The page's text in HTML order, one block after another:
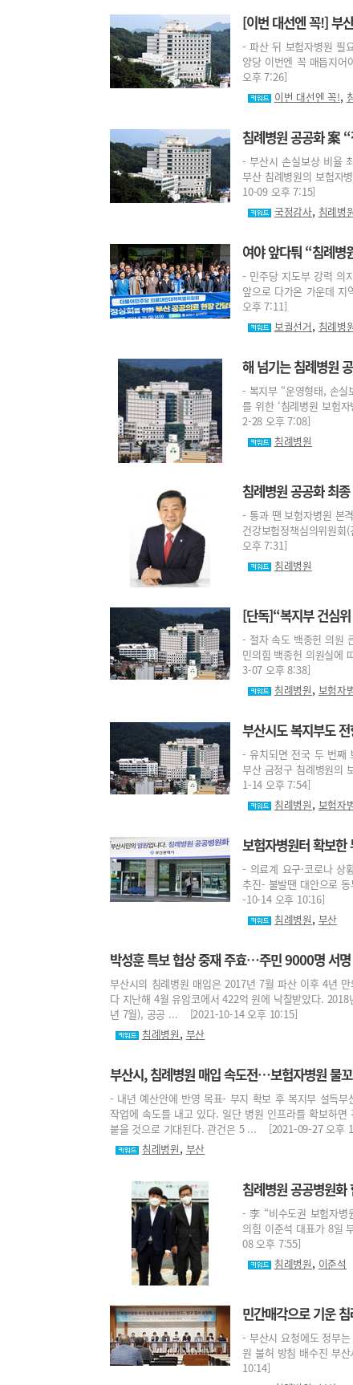
[이번 대선엔 꼭!] 부
- 파산 뒤 보험자병원 필
양당 이번엔 꼭 매듭지
오후 7:26]
이번 대선엔 꼭!,
침례병원 공공화 案
- 부산시 손실보상 비율
부산 침례병원의 보험자
10-09 오후 7:15]
국정감사, 침례병
여야 앞다퉈 “침례
- 민주당 지도부 강력 의
앞으로 다가온 가운데
오후 7:11]
보궐선거, 침례병
해 넘기는 침례병원
- 복지부 “운영형태, 손실
를 위한 ‘침례병원 보험
2-28 오후 7:08]
침례병원
침례병원 공공화 최
- 통과 땐 보험자병원 본
건강보험정책심의위원
오후 7:31]
침례병원
[단독]“복지부 건심
- 절차 속도 백종헌 의원
민의힘 백종헌 의원실에
3-07 오후 8:38]
침례병원, 보험자
부산시도 복지부도
- 유치되면 전국 두 번째
부산 금정구 침례병원의
1-14 오후 7:54]
침례병원, 보험자
보험자병원터 확보한
- 의료계 요구·코로나 상
추진- 불발땐 대안으로
-10-14 오후 10:16]
침례병원, 부산
박성훈 특보 협상 중재 주효…주민 9000명 서
부산시의 침례병원 매입은 2017년 7월 파산 이후 4년
다 지난해 4월 유암코에서 422억 원에 낙찰받았다.
년 7월), 공공 ... [2021-10-14 오후 10:15]
침례병원, 부산
부산시, 침례병원 매입 속도전…보험자병원 물
- 내년 예산안에 반영 목표- 부지 확보 후 복지부 설득
작업에 속도를 내고 있다. 일단 병원 인프라를 확보하
붙을 것으로 기대된다. 관건은 5 ... [2021-09-27 오후
침례병원, 부산
침례병원 공공병원
- 李 “비수도권 보험자병
의힘 이준석 대표가 8일
08 오후 7:55]
침례병원, 이준석
민간매각으로 기운
- 부산시 요청에도 정부
원 불허 방침 배수진 부
10:14]